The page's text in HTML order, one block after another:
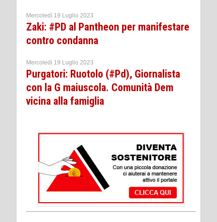
Mercoledì 19 Luglio 2023
Zaki: #PD al Pantheon per manifestare
contro condanna
Mercoledì 19 Luglio 2023
Purgatori: Ruotolo (#Pd), Giornalista
con la G maiuscola. Comunità Dem
vicina alla famiglia